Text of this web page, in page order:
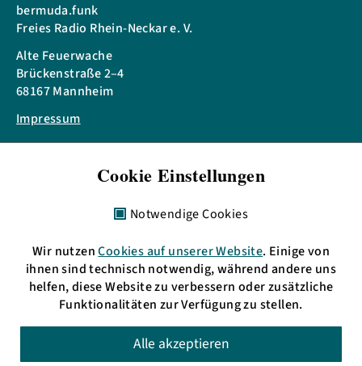
bermuda.funk
Freies Radio Rhein-Neckar e. V.
Alte Feuerwache
Brückenstraße 2–4
68167 Mannheim
Impressum
info(at)bermudafunk.org
Di., Mi. & Do. 11:00 bis 13:00 Uhr
sowie nach Vereinbarung
Cookie Einstellungen
Notwendige Cookies
Wir nutzenCookies auf unserer Website. Einige von
ihnen sind technisch notwendig, während andere uns
helfen, diese Website zu verbessern oder zusätzliche
Funktionalitäten zur Verfügung zu stellen.
Alle akzeptieren